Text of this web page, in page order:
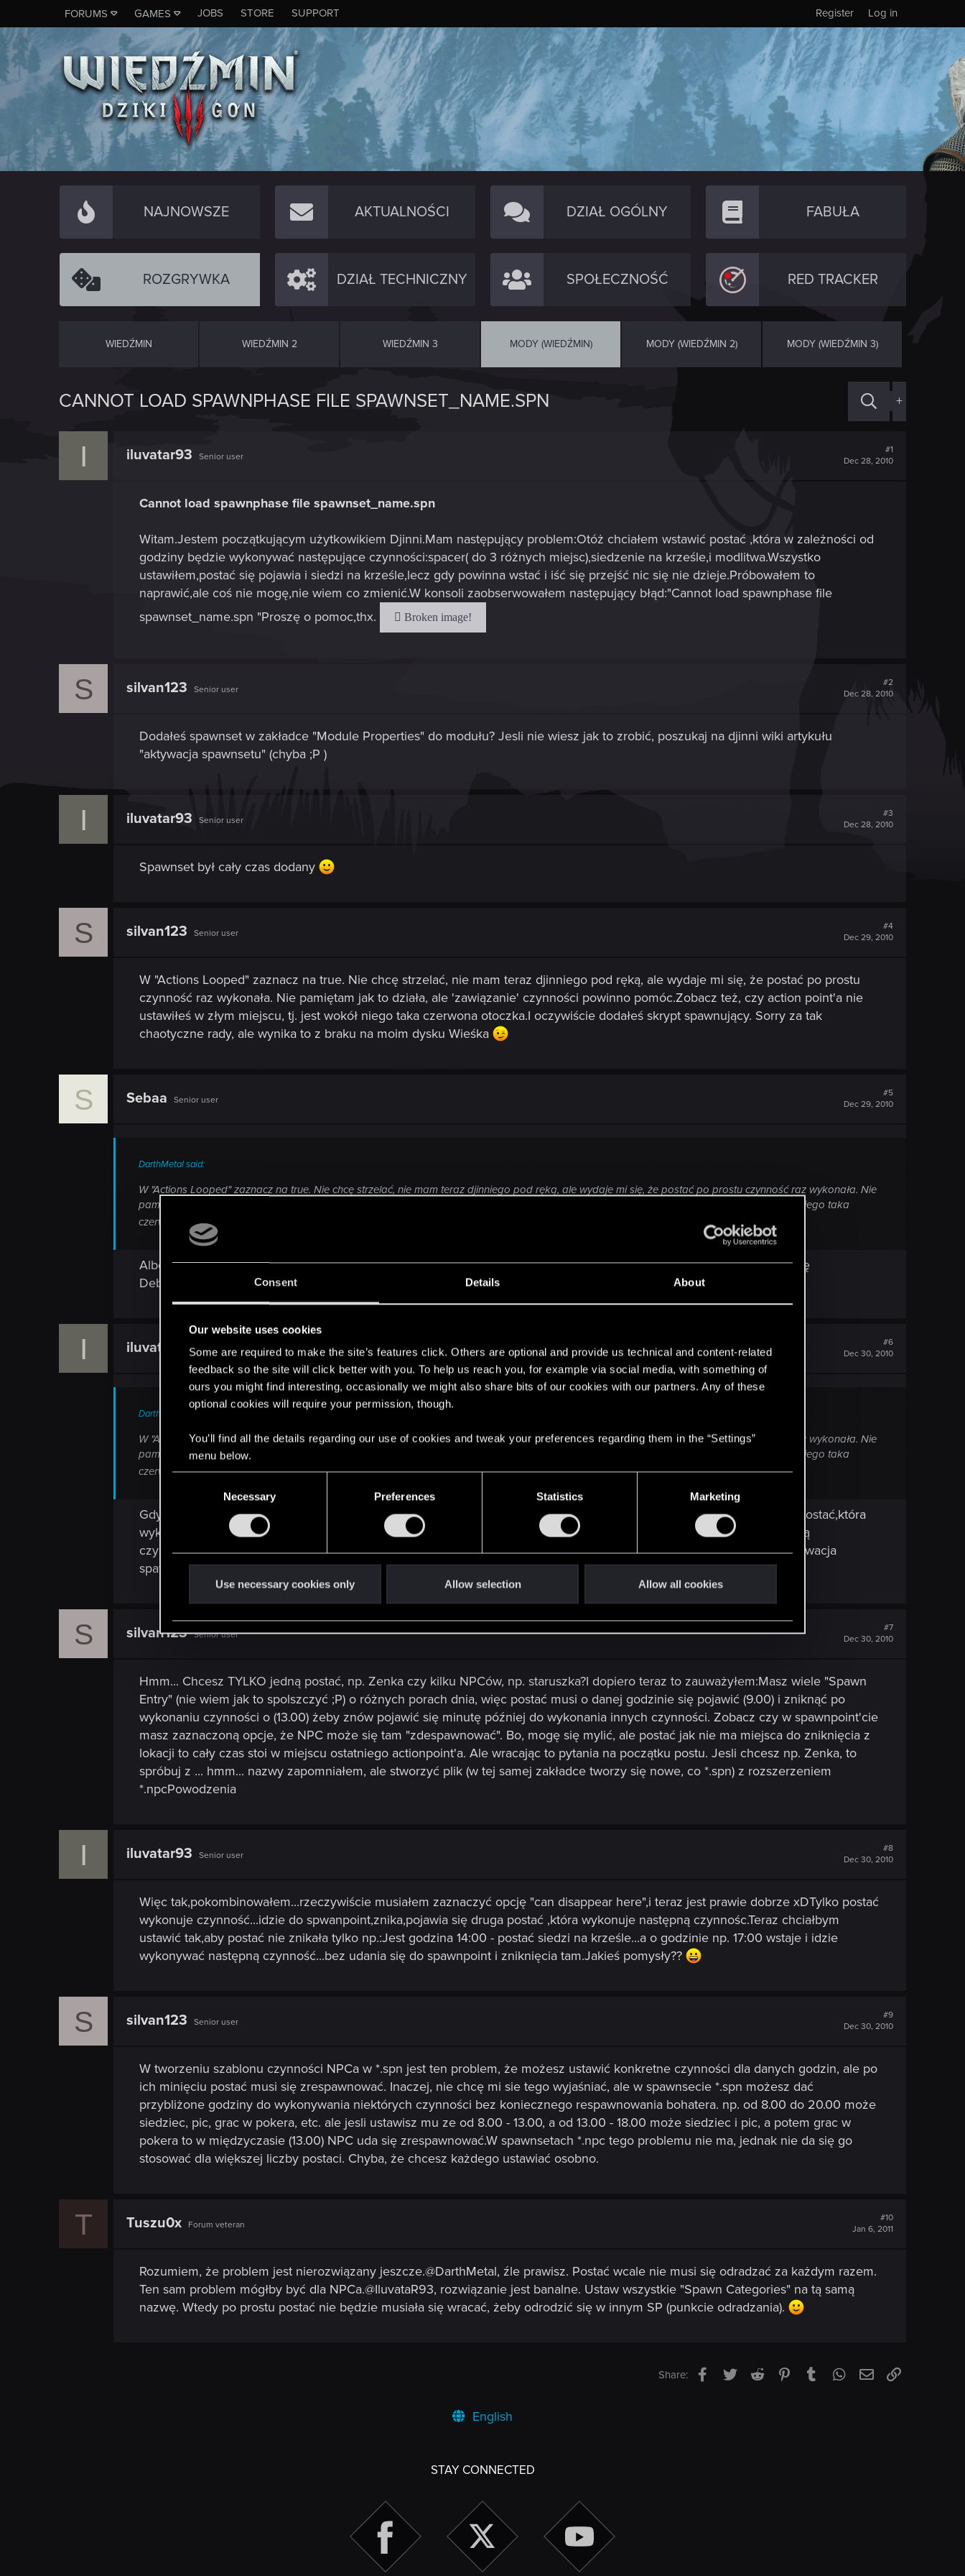
Consent Details About
Our website uses cookies
Some are required to make the site’s features click. Others are optional and provide us technical and content-related
feedback so the site will click better with you. To help us reach you, for example via social media, with something of
ours you might find interesting, occasionally we might also share bits of our cookies with our partners. Any of these
optional cookies will require your permission, though.
You’ll find all the details regarding our use of cookies and tweak your preferences regarding them in the “Settings”
menu below.
e
l
t
o
n
Necessary Preferences Statistics Marketing
Use necessary cookies only Allow selection Allow all cookies
FORUMS GAMES JOBS STORE SUPPORT Log in
Register
NAJNOWSZE AKTUALNOŚCI DZIAŁ OGÓLNY FABUŁA
ROZGRYWKA DZIAŁ TECHNICZNY SPOŁECZNOŚĆ RED TRACKER
WIEDŹMIN WIEDŹMIN 2 WIEDŹMIN 3 MODY (WIEDŹMIN) MODY (WIEDŹMIN 2) MODY (WIEDŹMIN 3)
CANNOT LOAD SPAWNPHASE FILE SPAWNSET_NAME.SPN +
I iluvatar93 Senior user
#1
Dec 28, 2010
Cannot load spawnphase file spawnset_name.spn
Witam.Jestem początkującym użytkowikiem Djinni.Mam następujący problem:Otóż chciałem wstawić postać ,która w zależności od
godziny będzie wykonywać następujące czynności:spacer( do 3 różnych miejsc),siedzenie na krześle,i modlitwa.Wszystko
ustawiłem,postać się pojawia i siedzi na krześle,lecz gdy powinna wstać i iść się przejść nic się nie dzieje.Próbowałem to
naprawić,ale coś nie mogę,nie wiem co zmienić.W konsoli zaobserwowałem następujący błąd:"Cannot load spawnphase file
spawnset_name.spn "Proszę o pomoc,thx.
S silvan123 Senior user
#2
Dec 28, 2010
Dodałeś spawnset w zakładce "Module Properties" do modułu? Jesli nie wiesz jak to zrobić, poszukaj na djinni wiki artykułu
"aktywacja spawnsetu" (chyba ;P )
I iluvatar93 Senior user
#3
Dec 28, 2010
Spawnset był cały czas dodany
S silvan123 Senior user
#4
Dec 29, 2010
W "Actions Looped" zaznacz na true. Nie chcę strzelać, nie mam teraz djinniego pod ręką, ale wydaje mi się, że postać po prostu
czynność raz wykonała. Nie pamiętam jak to działa, ale 'zawiązanie' czynności powinno pomóc.Zobacz też, czy action point'a nie
ustawiłeś w złym miejscu, tj. jest wokół niego taka czerwona otoczka.I oczywiście dodałeś skrypt spawnujący. Sorry za tak
chaotyczne rady, ale wynika to z braku na moim dysku Wieśka
S Sebaa Senior user
#5
Dec 29, 2010
DarthMetal said:
W "Actions Looped" zaznacz na true. Nie chcę strzelać, nie mam teraz djinniego pod ręką, ale wydaje mi się, że postać po prostu czynność raz wykonała. Nie
pamiętam jak to działa, ale 'zawiązanie' czynności powinno pomóc.Zobacz też, czy action point'a nie ustawiłeś w złym miejscu, tj. jest wokół niego taka
czerwona otoczka.I oczywiście dodałeś skrypt spawnujący. Sorry za tak chaotyczne rady, ale wynika to z braku na moim dysku Wieśka
Albo właśnie zamiast skryptu spawnującego może włączyć postać ręcznie. Uruchamiasz grę F5 u góry klikasz zakładkę
Debug\Spawnsets\Module Spawnsets\ [ i tu nazwa towjego spawnsetu].
I iluvatar93 Senior user
#6
Dec 30, 2010
DarthMetal said:
W "Actions Looped" zaznacz na true. Nie chcę strzelać, nie mam teraz djinniego pod ręką, ale wydaje mi się, że postać po prostu czynność raz wykonała. Nie
pamiętam jak to działa, ale 'zawiązanie' czynności powinno pomóc.Zobacz też, czy action point'a nie ustawiłeś w złym miejscu, tj. jest wokół niego taka
czerwona otoczka.I oczywiście dodałeś skrypt spawnujący. Sorry za tak chaotyczne rady, ale wynika to z braku na moim dysku Wieśka
Gdy zaznaczam opcję "true" do wykonywania każdej czynności pojawia się nowa postać.Czyli gdy to miała być jedna postać,która
wykonuje czynności po kolei,tak jest jedna postać - wykonuje swoją czynność,nagle pojawia się druga - wykonuje drugą
czynność,następnie pojawia się trzecia itd.Krótko mówiąc - ile czynności do wykonania tyle postaci .
P.S Ręczna aktywacja
spawnsetu nic nie daje.
S silvan123 Senior user
#7
Dec 30, 2010
Hmm... Chcesz TYLKO jedną postać, np. Zenka czy kilku NPCów, np. staruszka?I dopiero teraz to zauważyłem:Masz wiele "Spawn
Entry" (nie wiem jak to spolszczyć ;P) o różnych porach dnia, więc postać musi o danej godzinie się pojawić (9.00) i zniknąć po
wykonaniu czynności o (13.00) żeby znów pojawić się minutę później do wykonania innych czynności. Zobacz czy w spawnpoint'cie
masz zaznaczoną opcje, że NPC może się tam "zdespawnować". Bo, mogę się mylić, ale postać jak nie ma miejsca do zniknięcia z
lokacji to cały czas stoi w miejscu ostatniego actionpoint'a. Ale wracając to pytania na początku postu. Jesli chcesz np. Zenka, to
spróbuj z ... hmm... nazwy zapomniałem, ale stworzyć plik (w tej samej zakładce tworzy się nowe, co *.spn) z rozszerzeniem
*.npcPowodzenia
I iluvatar93 Senior user
#8
Dec 30, 2010
Więc tak,pokombinowałem...rzeczywiście musiałem zaznaczyć opcję "can disappear here",i teraz jest prawie dobrze xDTylko postać
wykonuje czynność...idzie do spwanpoint,znika,pojawia się druga postać ,która wykonuje następną czynnośc.Teraz chciałbym
ustawić tak,aby postać nie znikała tylko np.:Jest godzina 14:00 - postać siedzi na krześle...a o godzinie np. 17:00 wstaje i idzie
wykonywać następną czynność...bez udania się do spawnpoint i zniknięcia tam.Jakieś pomysły??
S silvan123 Senior user
#9
Dec 30, 2010
W tworzeniu szablonu czynności NPCa w *.spn jest ten problem, że możesz ustawić konkretne czynności dla danych godzin, ale po
ich minięciu postać musi się zrespawnować. Inaczej, nie chcę mi sie tego wyjaśniać, ale w spawnsecie *.spn możesz dać
przybliżone godziny do wykonywania niektórych czynności bez koniecznego respawnowania bohatera. np. od 8.00 do 20.00 może
siedziec, pic, grac w pokera, etc. ale jesli ustawisz mu ze od 8.00 - 13.00, a od 13.00 - 18.00 może siedziec i pic, a potem grac w
pokera to w międzyczasie (13.00) NPC uda się zrespawnować.W spawnsetach *.npc tego problemu nie ma, jednak nie da się go
stosować dla większej liczby postaci. Chyba, że chcesz każdego ustawiać osobno.
T Tuszu0x Forum veteran
#10
Jan 6, 2011
Rozumiem, że problem jest nierozwiązany jeszcze.@DarthMetal, źle prawisz. Postać wcale nie musi się odradzać za każdym razem.
Ten sam problem mógłby być dla NPCa.@IluvataR93, rozwiązanie jest banalne. Ustaw wszystkie "Spawn Categories" na tą samą
nazwę. Wtedy po prostu postać nie będzie musiała się wracać, żeby odrodzić się w innym SP (punkcie odradzania).
Share: Facebook
TwitterReddit PinterestTumblrWhatsApp
EmailLink
English
STAY CONNECTED